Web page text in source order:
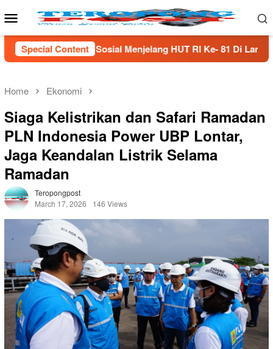
to
Mobile
Menu
Special Content
HUT Rl Ke- 81 Di Lampung Selatan
Home Ekonomi
Siaga Kelistrikan dan Safari Ramadan
PLN Indonesia Power UBP Lontar,
Jaga Keandalan Listrik Selama
Ramadan
Teropongpost
March 17, 2026
146 Views